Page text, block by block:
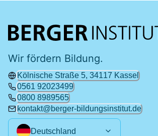
Wir fördern Bildung.
Kölnische Straße 5, 34117 Kassel
0561 92023499
0800 8989565
kontakt@berger-bildungsinstitut.de
Deutschland